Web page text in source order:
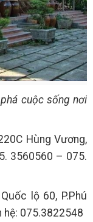
cuộc sống nơi
Hùng Vương,
3560560 – 075.
lộ 60, P.Phú
hệ: 075.3822548